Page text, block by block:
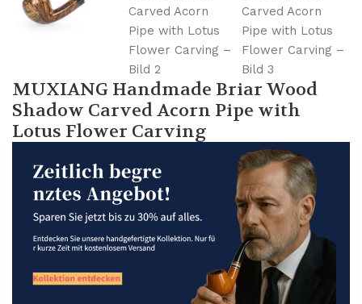
MUXIANG Handmade Briar Wood
Shadow Carved Acorn Pipe with
Lotus Flower Carving